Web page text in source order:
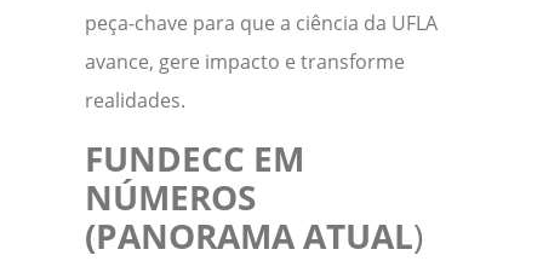
peça-chave para que a ciência da UFLA
avance, gere impacto e transforme
realidades.
FUNDECC EM
NÚMEROS
(PANORAMA ATUAL)